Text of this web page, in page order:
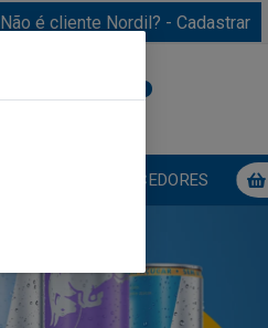
Não é cliente Nordil? - Cadastrar
FORNECEDORES